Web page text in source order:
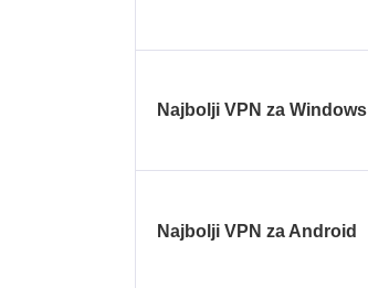
Najbolji VPN za Windows
Najbolji VPN za Android